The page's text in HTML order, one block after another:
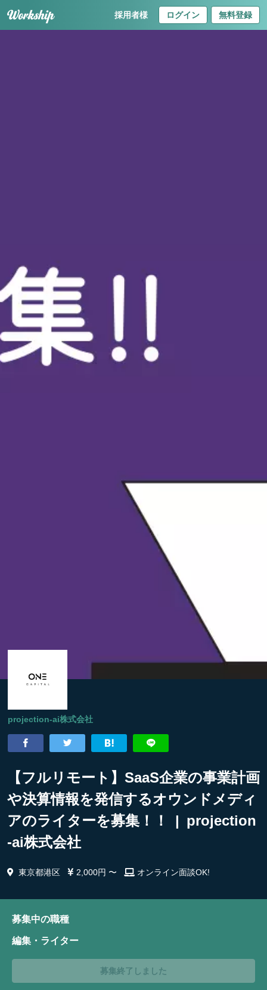
採用者様 ログイン 無料登録
projection-ai株式会社
【フルリモート】SaaS企業の事業計画
や決算情報を発信するオウンドメディ
アのライターを募集！！ | projection
-ai株式会社
東京都港区 2,000円 〜 オンライン面談OK!
募集中の職種
編集・ライター
募集終了しました